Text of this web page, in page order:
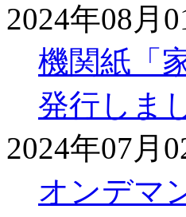
2024年08月
機関紙「
発行しま
2024年07月
オンデマ